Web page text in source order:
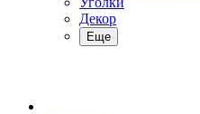
Декор
Еще